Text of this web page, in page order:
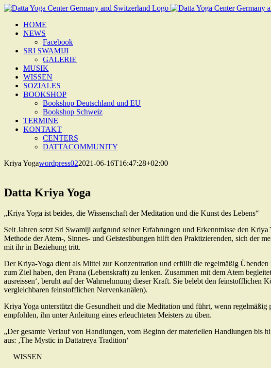
Zum
springenHOME
NEWS
Facebook
SRI SWAMIJI
GALERIE
MUSIK
WISSEN
SOZIALES
BOOKSHOP
Bookshop Deutschland und EU
Bookshop Schweiz
TERMINE
KONTAKT
CENTERS
DATTACOMMUNITY
Kriya Yogawordpress022021-06-16T16:47:28+02:00
Datta Kriya Yoga
„Kriya Yoga ist beides, die Wissenschaft der Meditation und die Kunst des Lebens“
Seit Jahren setzt Sri Swamiji aufgrund seiner Erfahrungen und Erkenntnisse den
Methode der Atem-, Sinnes- und Geistesübungen hilft den Praktizierenden, sich der
mit ihr in Beziehung tritt.
Der Kriya-Yoga dient als Mittel zur Konzentration und erfüllt die regelmäßig
zum Ziel haben, den Prana (Lebenskraft) zu lenken. Zusammen mit dem Atem
ausreissen‘, beruht auf der Wahrnehmung dieser Kraft. Sie belebt den feinstofflichen
vergleichbaren feinstofflichen Nervenkanälen).
Kriya Yoga unterstützt die Gesundheit und die Meditation und führt, wenn
empfohlen, ihn unter Anleitung eines erleuchteten Meisters zu üben.
„Der gesamte Verlauf von Handlungen, vom Beginn der materiellen Handlungen bis
aus: ‚The Mystic in Dattatreya Tradition‘
WISSEN